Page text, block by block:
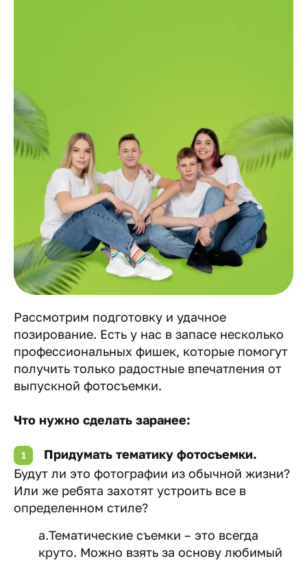
Рассмотрим подготовку и удачное
позирование. Есть у нас в запасе несколько
профессиональных фишек, которые помогут
получить только радостные впечатления от
выпускной фотосъемки.
Что нужно сделать заранее:
Придумать тематику фотосъемки.
Будут ли это фотографии из обычной жизни?
Или же ребята захотят устроить все в
определенном стиле?
a.Тематические съемки – это всегда
круто. Можно взять за основу любимый